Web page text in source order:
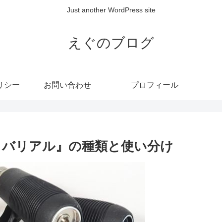
Just another WordPress site
えぐのブログ
シー お問い合わせ プロフィール
リアル』の種類と使い分け